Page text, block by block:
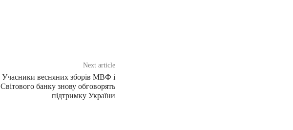
Next article
Учасники весняних зборів МВФ і
Світового банку знову обговорять
підтримку України